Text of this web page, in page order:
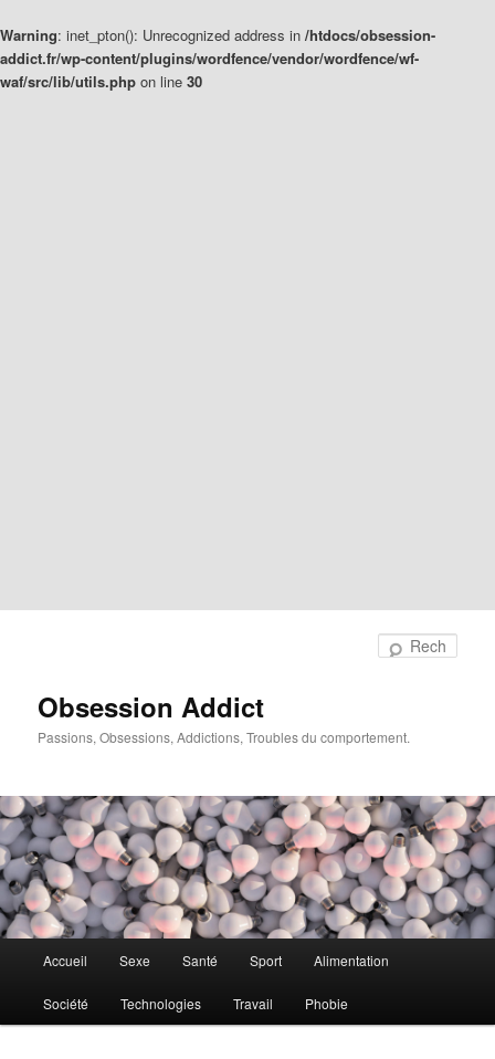
Warning: inet_pton(): Unrecognized address in /htdocs/obsession-
addict.fr/wp-content/plugins/wordfence/vendor/wordfence/wf-
waf/src/lib/utils.php on line 30
Obsession Addict
Passions, Obsessions, Addictions, Troubles du comportement.
principal
Accueil Sexe Santé Sport Alimentation
Société Technologies Travail Phobie